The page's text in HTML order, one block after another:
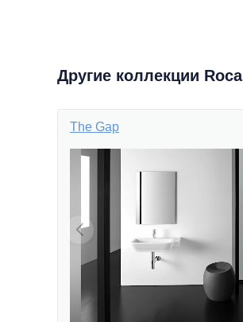
Другие коллекции Roca
The Gap